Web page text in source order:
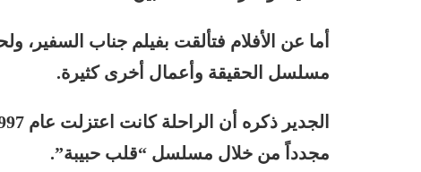
أما عن الأفلام فتألقت بفيلم جناب
مسلسل الحقيقة وأعمال أخرى كثيرة.
مجدداً من خلال مسلسل “قلب حبيبة”.